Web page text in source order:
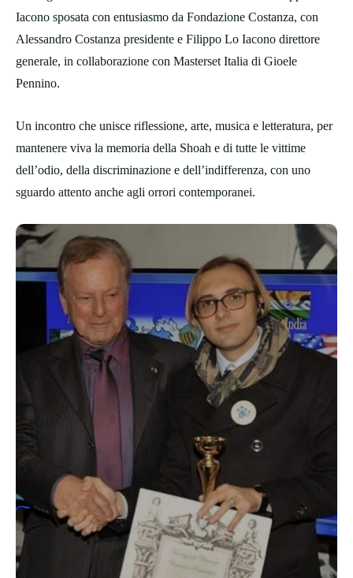
Iacono sposata con entusiasmo da Fondazione Costanza, con
Alessandro Costanza presidente e Filippo Lo Iacono direttore
generale, in collaborazione con Masterset Italia di Gioele
Pennino.
Un incontro che unisce riflessione, arte, musica e letteratura, per
mantenere viva la memoria della Shoah e di tutte le vittime
dell’odio, della discriminazione e dell’indifferenza, con uno
sguardo attento anche agli orrori contemporanei.